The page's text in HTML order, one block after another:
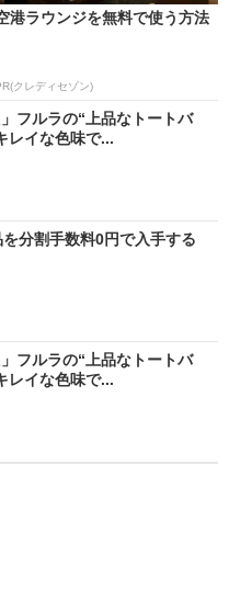
港ラウンジを無料で使う方法
クレディセゾン)
フルラの“上品なトートバ
イな色味で...
分割手数料0円で入手する
フルラの“上品なトートバ
イな色味で...